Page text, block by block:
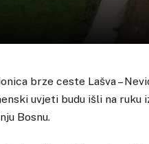
brze ceste Lašva –
uvjeti budu išli na ruku
Bosnu.